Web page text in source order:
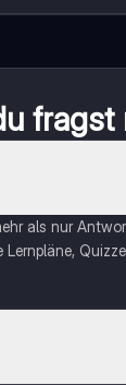
fragst
als nur